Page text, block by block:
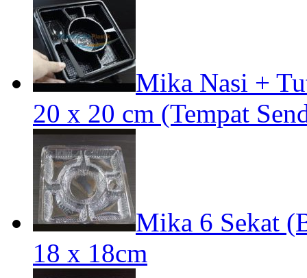
Mika Nasi +
20 x 20 cm (Tempat
Mika 6 Sekat
18 x 18cm